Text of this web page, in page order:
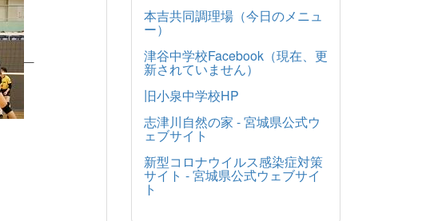
本吉共同調理場（今日のメニュ
ー）
津谷中学校Facebook（現在、更
新されていません）
旧小泉中学校HP
志津川自然の家 - 宮城県公式ウ
ェブサイト
新型コロナウイルス感染症対策
サイト - 宮城県公式ウェブサイ
ト